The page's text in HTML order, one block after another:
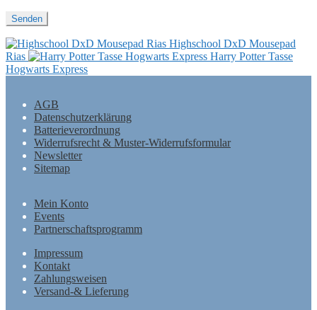
Highschool DxD Mousepad
Rias
Harry Potter Tasse
Hogwarts Express
AGB
Datenschutzerklärung
Batterieverordnung
Widerrufsrecht & Muster-Widerrufsformular
Newsletter
Sitemap
Mein Konto
Events
Partnerschaftsprogramm
Impressum
Kontakt
Zahlungsweisen
Versand-& Lieferung